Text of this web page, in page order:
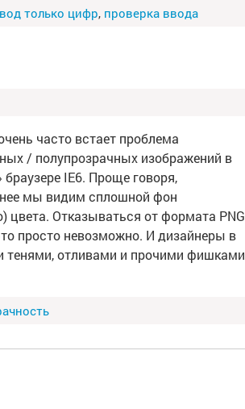
только цифр, проверка ввода
часто встает проблема
/ полупрозрачных изображений в
IE6. Проще говоря,
мы видим сплошной фон
цвета. Отказываться от формата PNG
просто невозможно. И дизайнеры в
тенями, отливами и прочими фишками